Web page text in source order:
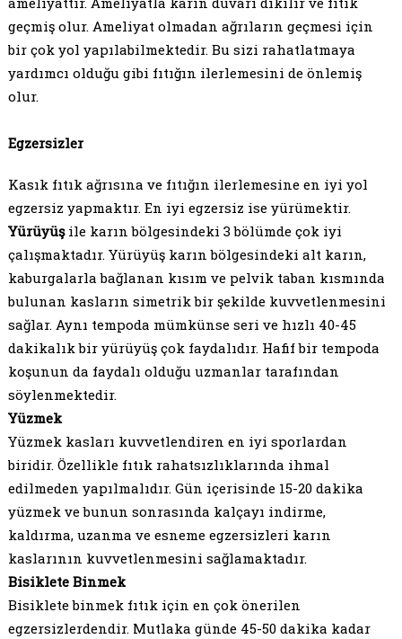
geçmiş olur. Ameliyat olmadan ağrıların geçmesi için
bir çok yol yapılabilmektedir. Bu sizi rahatlatmaya
yardımcı olduğu gibi fıtığın ilerlemesini de önlemiş
olur.
Egzersizler
Kasık fıtık ağrısına ve fıtığın ilerlemesine en iyi yol
egzersiz yapmaktır. En iyi egzersiz ise yürümektir.
Yürüyüşile karın bölgesindeki 3 bölümde çok iyi
çalışmaktadır. Yürüyüş karın bölgesindeki alt karın,
kaburgalarla bağlanan kısım ve pelvik taban kısmında
bulunan kasların simetrik bir şekilde kuvvetlenmesini
sağlar. Aynı tempoda mümkünse seri ve hızlı 40-45
dakikalık bir yürüyüş çok faydalıdır. Hafif bir tempoda
koşunun da faydalı olduğu uzmanlar tarafından
söylenmektedir.
Yüzmek
Yüzmek kasları kuvvetlendiren en iyi sporlardan
biridir. Özellikle fıtık rahatsızlıklarında ihmal
edilmeden yapılmalıdır. Gün içerisinde 15-20 dakika
yüzmek ve bunun sonrasında kalçayı indirme,
kaldırma, uzanma ve esneme egzersizleri karın
kaslarının kuvvetlenmesini sağlamaktadır.
Bisiklete Binmek
Bisiklete binmek fıtık için en çok önerilen
egzersizlerdendir. Mutlaka günde 45-50 dakika kadar